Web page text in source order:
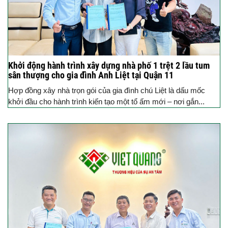
Khởi động hành trình xây dựng nhà phố 1 trệt 2 lầu tum
sân thượng cho gia đình Anh Liệt tại Quận 11
Hợp đồng xây nhà trọn gói của gia đình chú Liệt là dấu mốc
khởi đầu cho hành trình kiến tạo một tổ ấm mới – nơi gắn...